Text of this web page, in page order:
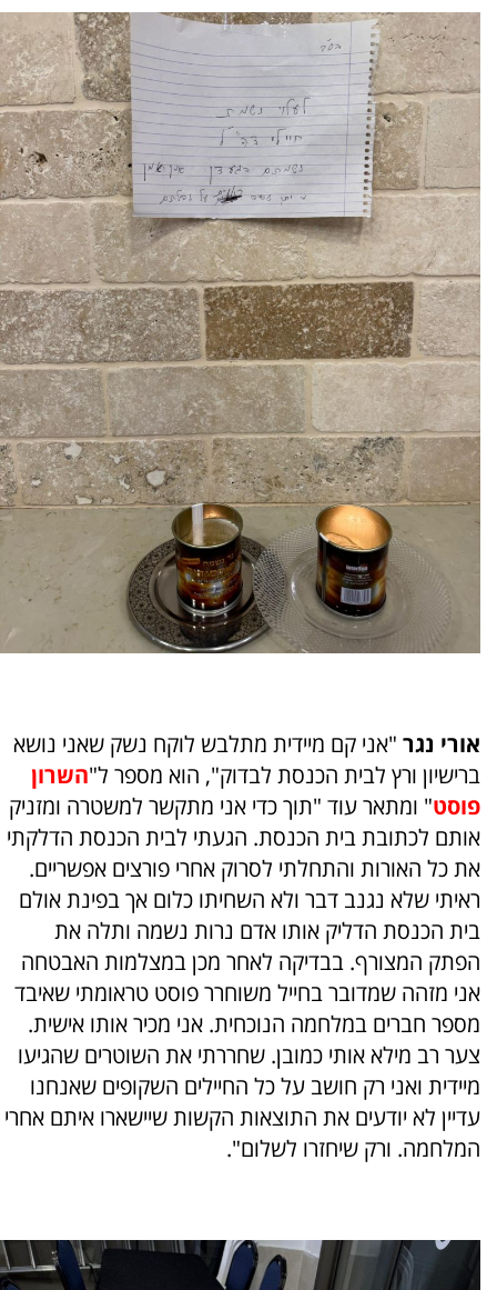
אורי נגר "אני קם מיידית מתלבש לוקח נשק שאני נושא
ברישיון ורץ לבית הכנסת לבדוק", הוא מספר ל"השרון
פוסט" ומתאר עוד "תוך כדי אני מתקשר למשטרה ומזניק
אותם לכתובת בית הכנסת. הגעתי לבית הכנסת הדלקתי
את כל האורות והתחלתי לסרוק אחרי פורצים אפשריים.
ראיתי שלא נגנב דבר ולא השחיתו כלום אך בפינת אולם
בית הכנסת הדליק אותו אדם נרות נשמה ותלה את
הפתק המצורף. בבדיקה לאחר מכן במצלמות האבטחה
אני מזהה שמדובר בחייל משוחרר פוסט טראומתי שאיבד
מספר חברים במלחמה הנוכחית. אני מכיר אותו אישית.
צער רב מילא אותי כמובן. שחררתי את השוטרים שהגיעו
מיידית ואני רק חושב על כל החיילים השקופים שאנחנו
עדיין לא יודעים את התוצאות הקשות שיישארו איתם אחרי
המלחמה. ורק שיחזרו לשלום".